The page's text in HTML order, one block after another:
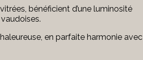
bénéficient d’une luminosité
en parfaite harmonie avec